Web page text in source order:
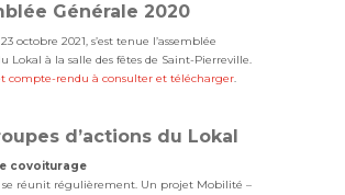
Générale 2020
octobre 2021, s’est tenue l’assemblée
Lokal à la salle des fêtes de Saint-Pierreville.
compte-rendu à consulter et télécharger.
d’actions du Lokal
covoiturage
se réunit régulièrement. Un projet Mobilité –